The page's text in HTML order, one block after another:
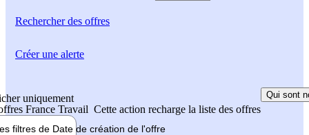
Rechercherdes offres
uniquement
France Travail Cette action recharge la liste des offres
Qui sont
filtres de Date de création de l'offre
Créer une alerte